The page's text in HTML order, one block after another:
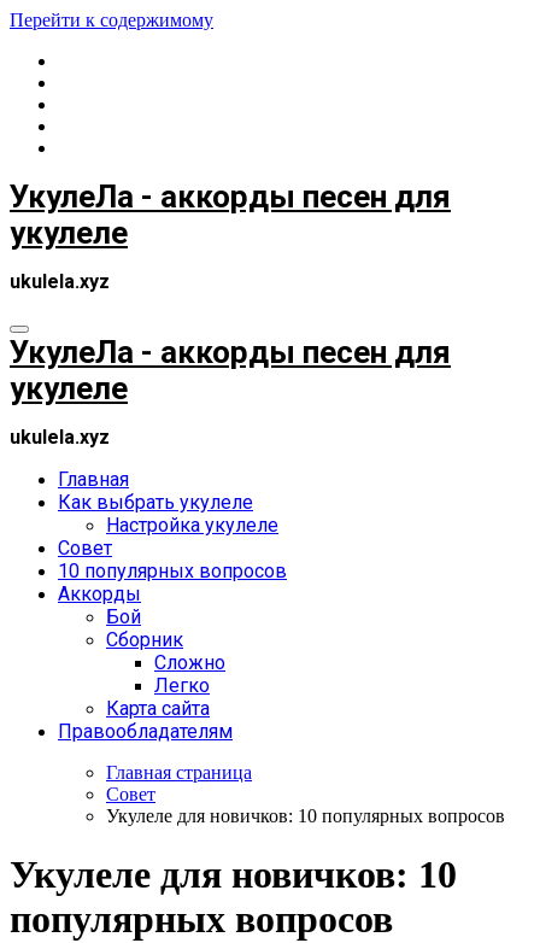
Перейти к содержимому
УкулеЛа - аккорды песен для
укулеле
ukulela.xyz
УкулеЛа - аккорды песен для
укулеле
ukulela.xyz
Главная
Как выбрать укулеле
Настройка укулеле
Совет
10 популярных вопросов
Аккорды
Бой
Сборник
Сложно
Легко
Карта сайта
Правообладателям
Главная страница
Совет
Укулеле для новичков: 10 популярных вопросов
Укулеле для новичков: 10
популярных вопросов